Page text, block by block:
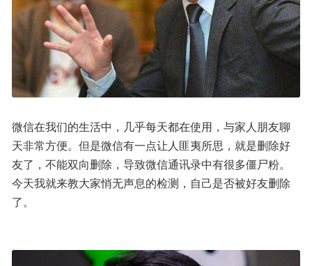
微信在我们的生活中，几乎每天都在使用，与家人朋友聊
天非常方便。但是微信有一点让人匪夷所思，就是删除好
友了，不能双向删除，导致微信通讯录中有很多僵尸粉。
今天我就来教大家悄无声息的检测，自己是否被好友删除
了。